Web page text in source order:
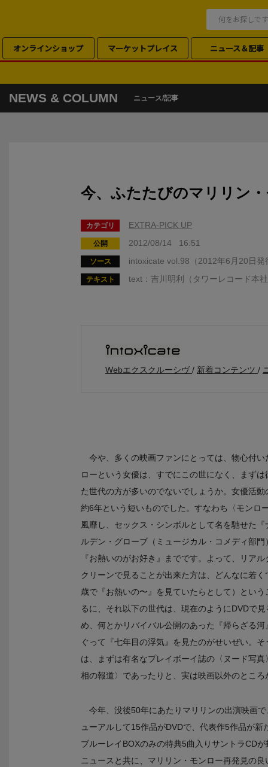
オンラインショップ マーケットプレイス ニュース＆記事
NEWS & COLUMN ニュース/記事
今、ふたたびのマリリン
カテゴリ EXTRA-PICK UP
公開 2012/08/14 16:51
ソース intoxicate vol.98（2012年6月20日発
テキスト text：吉川明利（タワーレコード本
Webエクスクルーシヴ 新着コンテンツ
今や、多くの映画ファンにとっては、物心付
ローという女優は、すでにこの世になく、まず
た世代の方が多いのでないでしょうか。女優活
約6年という短いものでした。すなわち〈モンロ
風靡し、セックス・シンボルとして名を馳せた
ルデン・グローブ（ミュージカル・コメディ部
『お熱いのがお好き』までです。よって、リア
クリーンで見ることが出来た方は、どんなに若
歳で『お熱いの〜』を見ていたらとして）とい
るに、それ以下の世代は、現在のようにDVDで
め、何とかリバイバル公開のあった『帰らざる
ぐって『七年目の浮気』を見たのがせいぜい。
は、まずは有名なプレイボーイ誌の〈ヌード写
相の報道〉であったりと、実は映画以外のとこ
今年、没後50年にあたりマリリンの出演映画
ューアルして15作品がDVDで、代表作5作品が
ブルーレイBOXのみの特典5曲入りサントラCD
ニュースと共に、マリリン・モンロー再発見の